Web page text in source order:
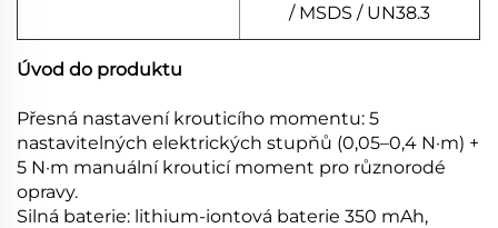
/ MSDS / UN38.3
Úvod do produktu
Přesná nastavení krouticího momentu: 5
nastavitelných elektrických stupňů (0,05–0,4 N·m) +
5 N·m manuální krouticí moment pro různorodé
opravy.
Silná baterie: lithium-iontová baterie 350 mAh,